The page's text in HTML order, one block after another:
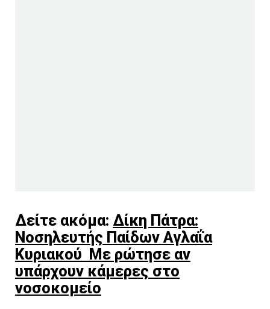
Δείτε ακόμα: Δίκη Πάτρα:
Νοσηλευτής Παίδων Αγλαΐα
Κυριακού Με ρώτησε αν
υπάρχουν κάμερες στο
νοσοκομείο